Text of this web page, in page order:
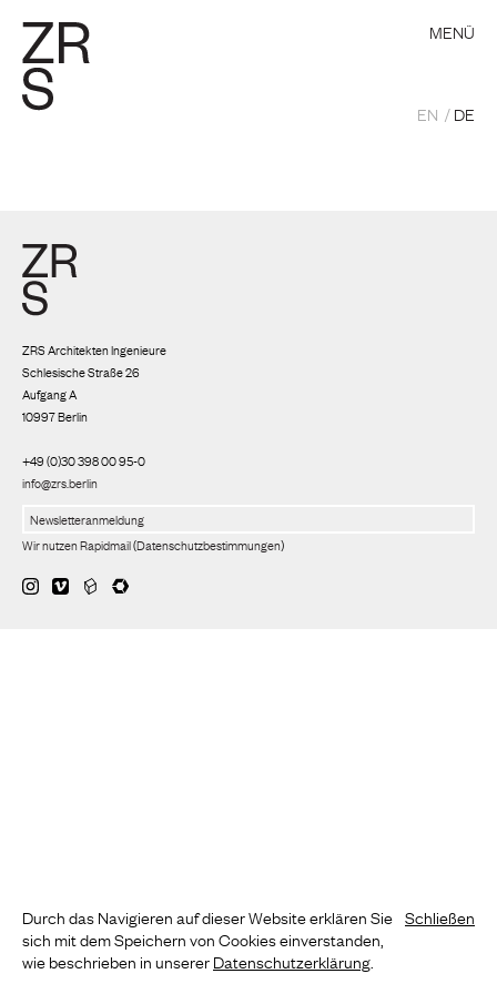
MENÜ
EN DE
ZRS Architekten Ingenieure
Schlesische Straße 26
Aufgang A
10997 Berlin
+49 (0)30 398 00 95-0
info@zrs.berlin
Wir nutzen Rapidmail(Datenschutzbestimmungen)
Durch das Navigieren auf dieser Website erklären Sie
sich mit dem Speichern von Cookies einverstanden,
wie beschrieben in unsererDatenschutzerklärung
Schließen